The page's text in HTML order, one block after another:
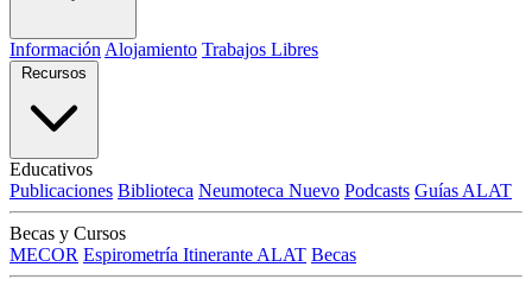
Información Alojamiento Trabajos Libres
Recursos
Educativos
Publicaciones Biblioteca Neumoteca Nuevo Podcasts Guías ALAT
Becas y Cursos
MECOR Espirometría Itinerante ALAT Becas